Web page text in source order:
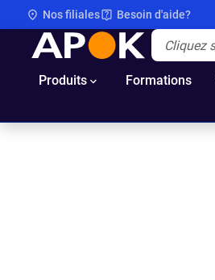
Nos filiales Besoin d'aide?
APOK
Produits Formations